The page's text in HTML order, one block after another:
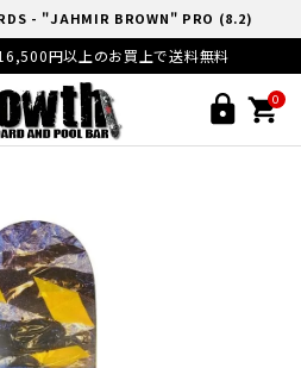
- "JAHMIR BROWN" PRO (8.2)
円以上のお買上で送料無料
0